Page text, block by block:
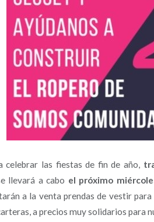
celebrar las fiestas de fin de año,
llevará a cabo el próximo
a la venta prendas de vestir
a precios muy solidarios para